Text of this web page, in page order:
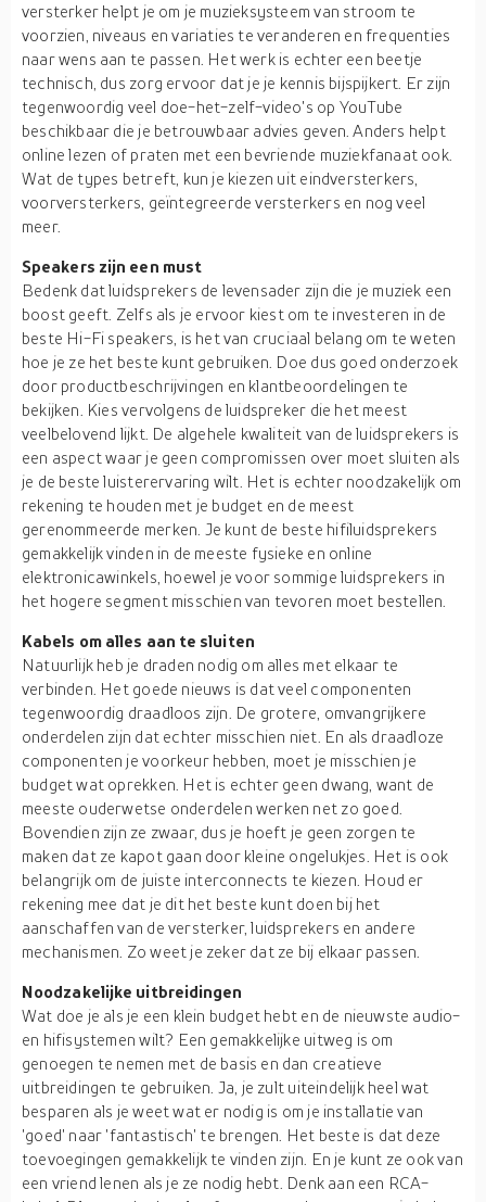
versterker helpt je om je muzieksysteem van stroom te
voorzien, niveaus en variaties te veranderen en frequenties
naar wens aan te passen. Het werk is echter een beetje
technisch, dus zorg ervoor dat je je kennis bijspijkert. Er zijn
tegenwoordig veel doe-het-zelf-video's op YouTube
beschikbaar die je betrouwbaar advies geven. Anders helpt
online lezen of praten met een bevriende muziekfanaat ook.
Wat de types betreft, kun je kiezen uit eindversterkers,
voorversterkers, geïntegreerde versterkers en nog veel
meer.
Speakers zijn een must
Bedenk dat luidsprekers de levensader zijn die je muziek een
boost geeft. Zelfs als je ervoor kiest om te investeren in de
beste Hi-Fi speakers, is het van cruciaal belang om te weten
hoe je ze het beste kunt gebruiken. Doe dus goed onderzoek
door productbeschrijvingen en klantbeoordelingen te
bekijken. Kies vervolgens de luidspreker die het meest
veelbelovend lijkt. De algehele kwaliteit van de luidsprekers is
een aspect waar je geen compromissen over moet sluiten als
je de beste luisterervaring wilt. Het is echter noodzakelijk om
rekening te houden met je budget en de meest
gerenommeerde merken. Je kunt de beste hifiluidsprekers
gemakkelijk vinden in de meeste fysieke en online
elektronicawinkels, hoewel je voor sommige luidsprekers in
het hogere segment misschien van tevoren moet bestellen.
Kabels om alles aan te sluiten
Natuurlijk heb je draden nodig om alles met elkaar te
verbinden. Het goede nieuws is dat veel componenten
tegenwoordig draadloos zijn. De grotere, omvangrijkere
onderdelen zijn dat echter misschien niet. En als draadloze
componenten je voorkeur hebben, moet je misschien je
budget wat oprekken. Het is echter geen dwang, want de
meeste ouderwetse onderdelen werken net zo goed.
Bovendien zijn ze zwaar, dus je hoeft je geen zorgen te
maken dat ze kapot gaan door kleine ongelukjes. Het is ook
belangrijk om de juiste interconnects te kiezen. Houd er
rekening mee dat je dit het beste kunt doen bij het
aanschaffen van de versterker, luidsprekers en andere
mechanismen. Zo weet je zeker dat ze bij elkaar passen.
Noodzakelijke uitbreidingen
Wat doe je als je een klein budget hebt en de nieuwste audio-
en hifisystemen wilt? Een gemakkelijke uitweg is om
genoegen te nemen met de basis en dan creatieve
uitbreidingen te gebruiken. Ja, je zult uiteindelijk heel wat
besparen als je weet wat er nodig is om je installatie van
'goed' naar 'fantastisch' te brengen. Het beste is dat deze
toevoegingen gemakkelijk te vinden zijn. En je kunt ze ook van
een vriend lenen als je ze nodig hebt. Denk aan een RCA-